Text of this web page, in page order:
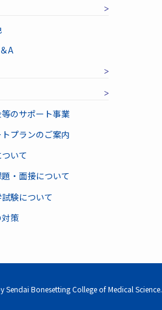
A
のサポート事業
プランのご案内
いて
・面接について
験について
策
Bonesetting College of Medical Science.